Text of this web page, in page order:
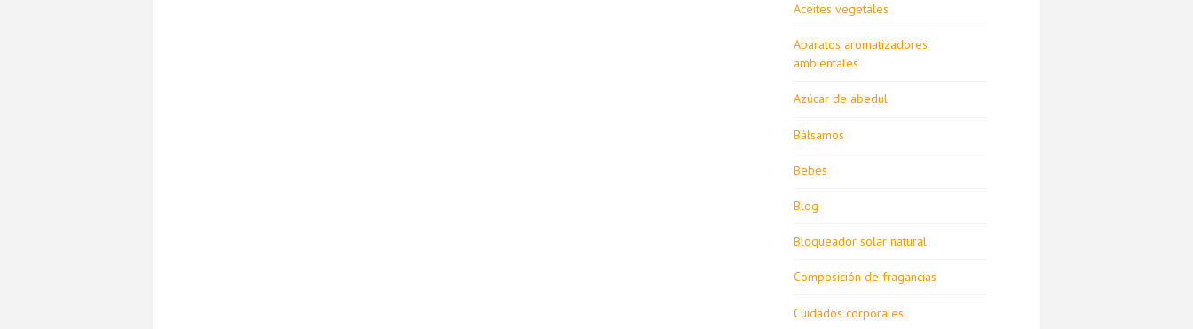
Aceites vegetales
Aparatos aromatizadores
ambientales
Azúcar de abedul
Bálsamos
Bebes
Blog
Bloqueador solar natural
Composición de fragancias
Cuidados corporales